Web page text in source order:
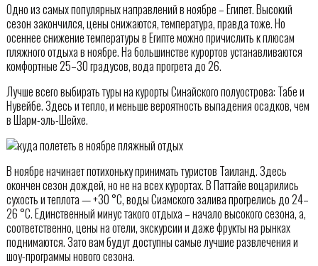
Одно из самых популярных направлений в ноябре – Египет. Высокий
сезон закончился, цены снижаются, температура, правда тоже. Но
осеннее снижение температуры в Египте можно причислить к плюсам
пляжного отдыха в ноябре. На большинстве курортов устанавливаются
комфортные 25–30 градусов, вода прогрета до 26.
Лучше всего выбирать туры на курорты Синайского полуострова: Табе и
Нувейбе. Здесь и тепло, и меньше вероятность выпадения осадков, чем
в Шарм-эль-Шейхе.
В ноябре начинает потихоньку принимать туристов Таиланд. Здесь
окончен сезон дождей, но не на всех курортах. В Паттайе воцарились
сухость и теплота — +30 °С, воды Сиамского залива прогрелись до 24–
26 °С. Единственный минус такого отдыха – начало высокого сезона, а,
соответственно, цены на отели, экскурсии и даже фрукты на рынках
поднимаются. Зато вам будут доступны самые лучшие развлечения и
шоу-программы нового сезона.